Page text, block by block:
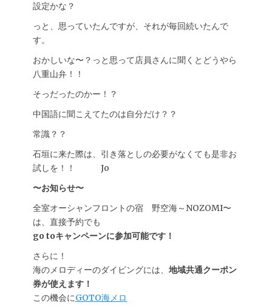
設定かな？
っと、思っていたんですが、それが毎回続いたんで
す。
おかしいな〜？っと思って店員さんに聞くとどうやら
八重山弁！！
そっだったのかー！？
中国語に聞こえてたのは自分だけ？？
常識？？
石垣に来た際は、引き落としの必要がなくても是非お
試しを！！ Jo
〜お知らせ〜
全室オーシャンフロントの宿 野空海～NOZOMI〜
は、直接予約でも
go toキャンペーンに参加可能です！
さらに！
海のメロディーのダイビングには、 地域共通クーポン
券が使えます！
この機会にGOTO海メロ